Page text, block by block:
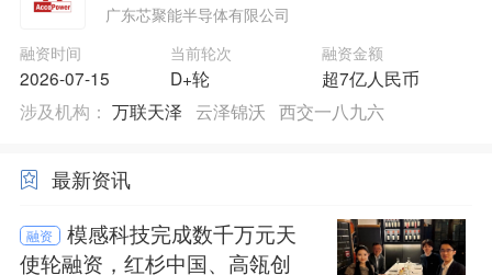
广东芯聚能半导体有限公司
融资时间
2026-07-15
当前轮次
D+轮
融资金额
超7亿人民币
涉及机构： 万联天泽 云泽锦沃 西交一八九六
最新资讯
融资
模感科技完成数千万元天
使轮融资，红杉中国、高瓴创